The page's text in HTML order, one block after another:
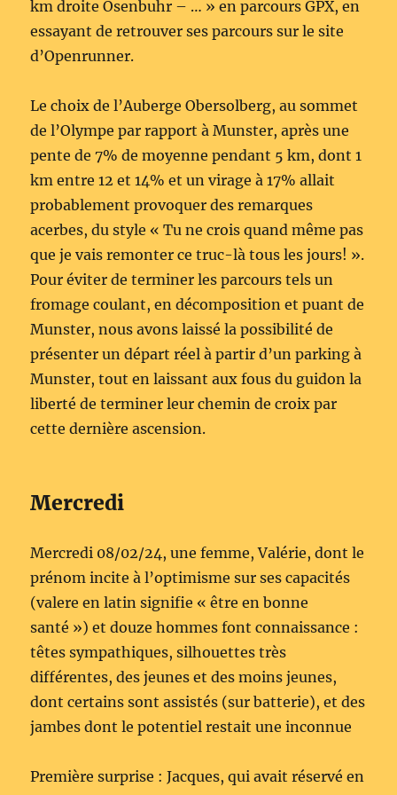
km droite Osenbuhr – … » en parcours GPX, en
essayant de retrouver ses parcours sur le site
d’Openrunner.
Le choix de l’Auberge Obersolberg, au sommet
de l’Olympe par rapport à Munster, après une
pente de 7% de moyenne pendant 5 km, dont 1
km entre 12 et 14% et un virage à 17% allait
probablement provoquer des remarques
acerbes, du style « Tu ne crois quand même pas
que je vais remonter ce truc-là tous les jours! ».
Pour éviter de terminer les parcours tels un
fromage coulant, en décomposition et puant de
Munster, nous avons laissé la possibilité de
présenter un départ réel à partir d’un parking à
Munster, tout en laissant aux fous du guidon la
liberté de terminer leur chemin de croix par
cette dernière ascension.
Mercredi
Mercredi 08/02/24, une femme, Valérie, dont le
prénom incite à l’optimisme sur ses capacités
(valere en latin signifie « être en bonne
santé ») et douze hommes font connaissance :
têtes sympathiques, silhouettes très
différentes, des jeunes et des moins jeunes,
dont certains sont assistés (sur batterie), et des
jambes dont le potentiel restait une inconnue
Première surprise : Jacques, qui avait réservé en